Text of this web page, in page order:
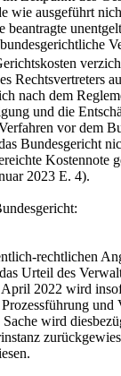
wie ausgeführt
beantragte
Rechtsvertreters
nach dem
und die
vor dem
Bundesgericht
Kostennote
2023 E. 4).
rechtlichen
Urteil des
2022 wird
und
wird